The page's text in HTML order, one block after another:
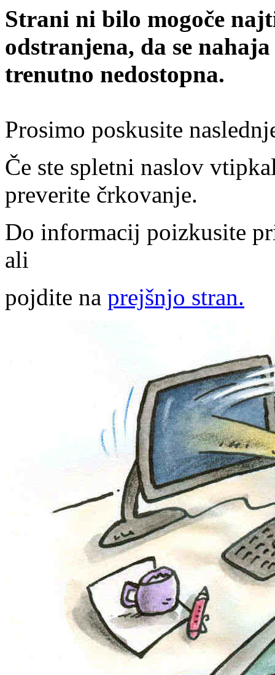
Strani ni bilo mogoče
odstranjena, da se
trenutno nedostopna.
Prosimo poskusite
Če ste spletni naslov
preverite črkovanje.
Do informacij poizkusite
ali
pojdite na prejšnjo stran.